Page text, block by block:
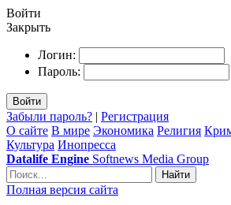
Войти
Закрыть
Логин:
Пароль:
Войти
Забыли пароль? | Регистрация
О сайте В мире Экономика Религия
Культура Инопресса
Datalife Engine Softnews Media Group
Найти
Полная версия сайта